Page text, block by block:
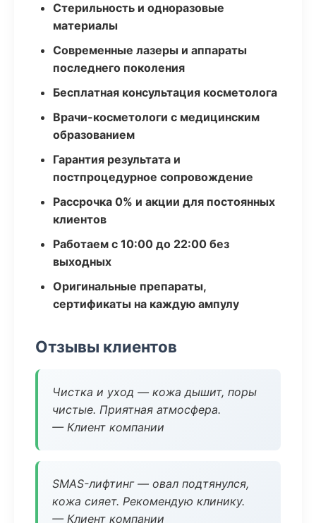
Стерильность и одноразовые
материалы
Современные лазеры и аппараты
последнего поколения
Бесплатная консультация косметолога
Врачи-косметологи с медицинским
образованием
Гарантия результата и
постпроцедурное сопровождение
Рассрочка 0% и акции для постоянных
клиентов
Работаем с 10:00 до 22:00 без
выходных
Оригинальные препараты,
сертификаты на каждую ампулу
Отзывы клиентов
Чистка и уход — кожа дышит, поры
чистые. Приятная атмосфера.
— Клиент компании
SMAS-лифтинг — овал подтянулся,
кожа сияет. Рекомендую клинику.
— Клиент компании